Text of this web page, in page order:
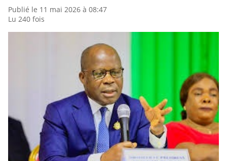
Publié le 11 mai 2026 à 08:47
Lu 240 fois